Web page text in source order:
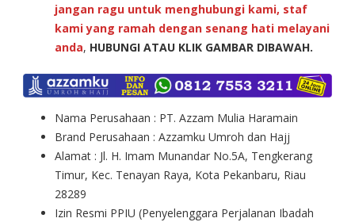
jangan ragu untuk menghubungi kami, staf
kami yang ramah dengan senang hati melayani
anda, HUBUNGI ATAU KLIK GAMBAR DIBAWAH.
Nama Perusahaan : PT. Azzam Mulia Haramain
Brand Perusahaan : Azzamku Umroh dan Hajj
Alamat : Jl. H. Imam Munandar No.5A, Tengkerang
Timur, Kec. Tenayan Raya, Kota Pekanbaru, Riau
28289
Izin Resmi PPIU (Penyelenggara Perjalanan Ibadah